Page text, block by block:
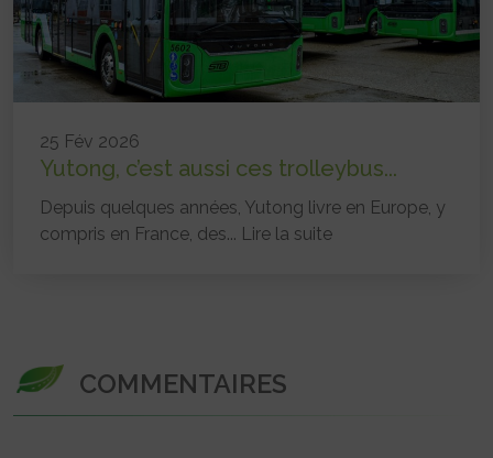
25 Fév 2026
Yutong, c’est aussi ces trolleybus...
Depuis quelques années, Yutong livre en Europe, y
compris en France, des... Lire la suite
COMMENTAIRES